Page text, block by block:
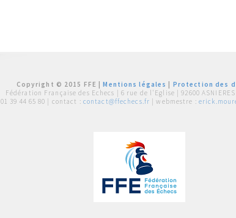
Copyright © 2015 FFE |Mentions légales
Protection des
Fédération Française des Echecs | 6 rue de l'Eglise | 92600 ASNIERES
01 39 44 65 80 | contact : contact@ffechecs.fr | webmestre :